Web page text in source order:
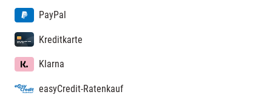
PayPal
Kreditkarte
Klarna
easyCredit-Ratenkauf